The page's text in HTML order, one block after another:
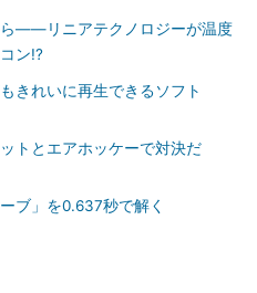
――リニアテクノロジーが温度
ン!?
きれいに再生できるソフト
トとエアホッケーで対決だ
ブ」を0.637秒で解く